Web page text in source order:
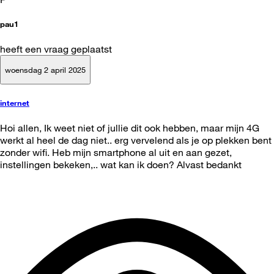
pau1
heeft een vraag geplaatst
woensdag 2 april 2025
internet
Hoi allen, Ik weet niet of jullie dit ook hebben, maar mijn 4G
werkt al heel de dag niet.. erg vervelend als je op plekken bent
zonder wifi. Heb mijn smartphone al uit en aan gezet,
instellingen bekeken,.. wat kan ik doen? Alvast bedankt